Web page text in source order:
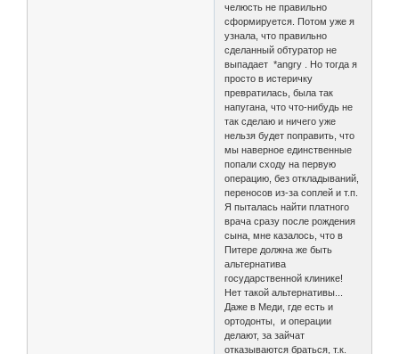
челюсть не правильно
сформируется. Потом уже я
узнала, что правильно
сделанный обтуратор не
выпадает *angry . Но тогда я
просто в истеричку
превратилась, была так
напугана, что что-нибудь не
так сделаю и ничего уже
нельзя будет поправить, что
мы наверное единственные
попали сходу на первую
операцию, без откладываний,
переносов из-за соплей и т.п.
Я пыталась найти платного
врача сразу после рождения
сына, мне казалось, что в
Питере должна же быть
альтернатива
государственной клинике!
Нет такой альтернативы...
Даже в Меди, где есть и
ортодонты, и операции
делают, за зайчат
отказываются браться, т.к.